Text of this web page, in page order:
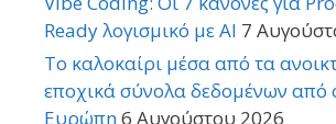
Ready λογισμικό με AI 7
Το καλοκαίρι μέσα από τα
εποχικά σύνολα δεδομένων από
Ευρώπη6 Αυγούστου 2026